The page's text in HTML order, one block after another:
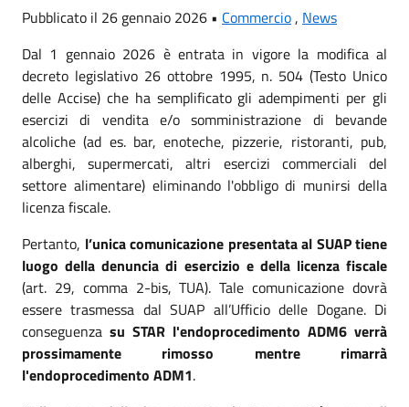
Pubblicato il 26 gennaio 2026 • Commercio, News
Dal 1 gennaio 2026 è entrata in vigore la modifica al
decreto legislativo 26 ottobre 1995, n. 504 (Testo Unico
delle Accise) che ha semplificato gli adempimenti per gli
esercizi di vendita e/o somministrazione di bevande
alcoliche (ad es. bar, enoteche, pizzerie, ristoranti, pub,
alberghi, supermercati, altri esercizi commerciali del
settore alimentare) eliminando l'obbligo di munirsi della
licenza fiscale.
Pertanto, l’unica comunicazione presentata al SUAP tiene
luogo della denuncia di esercizio e della licenza fiscale
(art. 29, comma 2-bis, TUA). Tale comunicazione dovrà
essere trasmessa dal SUAP all’Ufficio delle Dogane. Di
conseguenza su STAR l'endoprocedimento ADM6 verrà
prossimamente rimosso mentre rimarrà
l'endoprocedimento ADM1.